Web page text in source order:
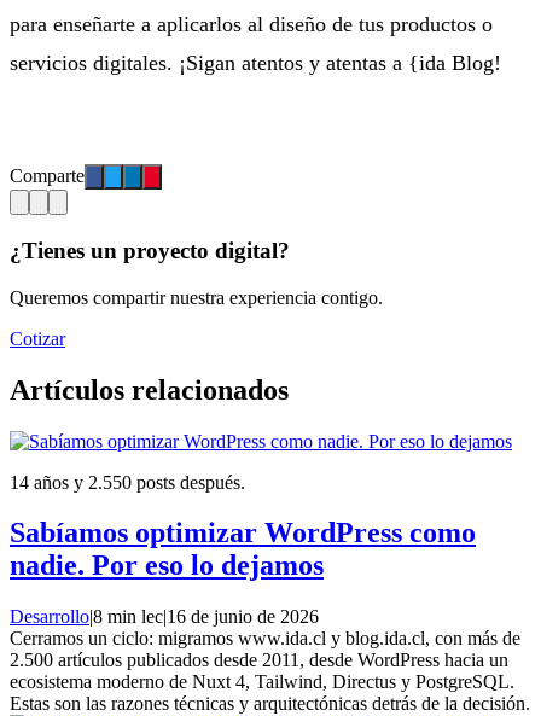
para enseñarte a aplicarlos al diseño de tus productos o
servicios digitales. ¡Sigan atentos y atentas a {ida Blog!
Comparte
¿Tienes un proyecto digital?
Queremos compartir nuestra experiencia contigo.
Cotizar
Artículos relacionados
14 años y 2.550 posts después.
Sabíamos optimizar WordPress como
nadie. Por eso lo dejamos
Desarrollo|8 min lec|16 de junio de 2026
Cerramos un ciclo: migramos www.ida.cl y blog.ida.cl, con más de
2.500 artículos publicados desde 2011, desde WordPress hacia un
ecosistema moderno de Nuxt 4, Tailwind, Directus y PostgreSQL.
Estas son las razones técnicas y arquitectónicas detrás de la decisión.